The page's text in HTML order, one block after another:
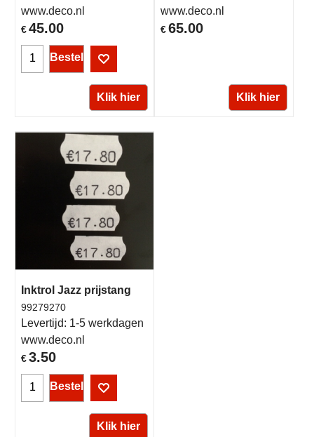
€45.00
www.deco.nl
Bestel
Klik hier
€65.00
www.deco.nl
Klik hier
Inktrol Jazz prijstang
€3.50
99279270
Levertijd: 1-5 werkdagen
www.deco.nl
Bestel
Klik hier